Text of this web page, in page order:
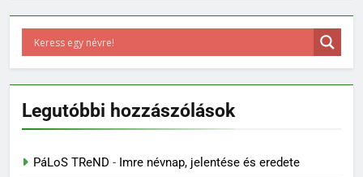
Legutóbbi hozzászólások
PáLoS TReND - Imre névnap, jelentése és eredete